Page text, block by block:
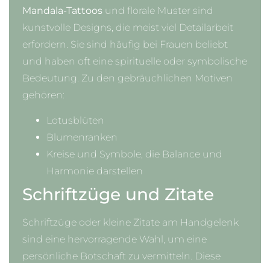
Mandala-Tattoos und florale Muster sind
kunstvolle Designs, die meist viel Detailarbeit
erfordern. Sie sind häufig bei Frauen beliebt
und haben oft eine spirituelle oder symbolische
Bedeutung. Zu den gebräuchlichen Motiven
gehören:
Lotusblüten
Blumenranken
Kreise und Symbole, die Balance und
Harmonie darstellen
Schriftzüge und Zitate
Schriftzüge oder kleine Zitate am Handgelenk
sind eine hervorragende Wahl, um eine
persönliche Botschaft zu vermitteln. Diese